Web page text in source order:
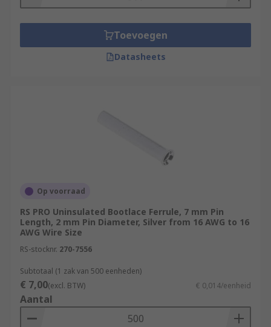
Toevoegen
Datasheets
Op voorraad
RS PRO Uninsulated Bootlace Ferrule, 7 mm Pin
Length, 2 mm Pin Diameter, Silver from 16 AWG to 16
AWG Wire Size
RS-stocknr. 270-7556
Subtotaal (1 zak van 500 eenheden)
€ 7,00(excl. BTW) € 0,014/eenheid
Aantal